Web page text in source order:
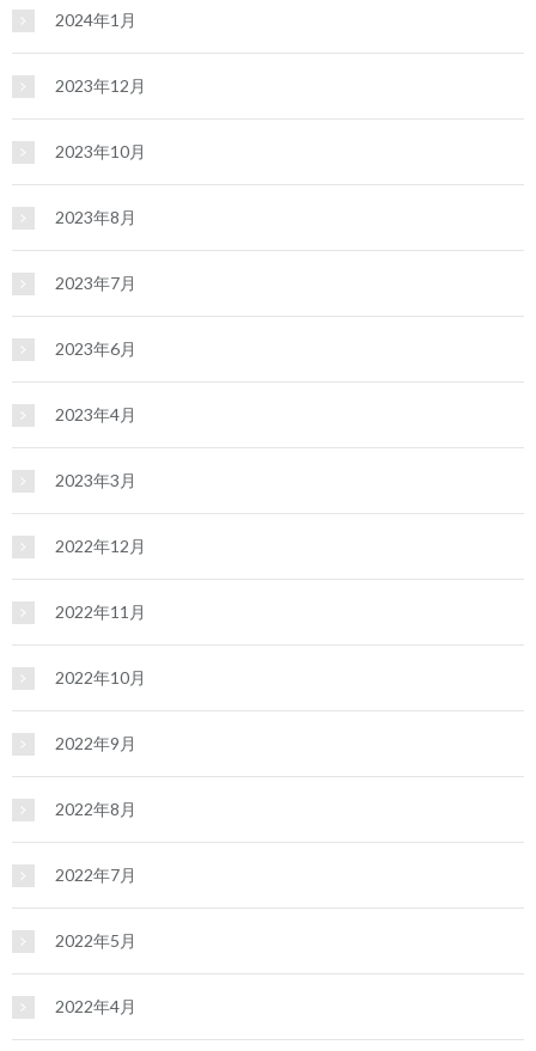
2024年1月
2023年12月
2023年10月
2023年8月
2023年7月
2023年6月
2023年4月
2023年3月
2022年12月
2022年11月
2022年10月
2022年9月
2022年8月
2022年7月
2022年5月
2022年4月